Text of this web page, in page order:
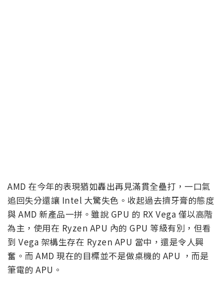
AMD 在今年的表現猶如轟出再見滿貫全壘打，一口氣
追回失分還讓 Intel 大驚失色。收起過去擠牙膏的態度
與 AMD 新產品一拼。雖說 GPU 的 RX Vega 僅以高階
為主，使用在 Ryzen APU 內的 GPU 等級有別，但看
到 Vega 架構生存在 Ryzen APU 當中，還是令人興
奮。而 AMD 現在的目標並不是做桌機的 APU ，而是
筆電的 APU。